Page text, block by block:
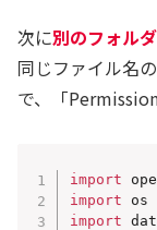
次に別のフォル
同じファイル名
で、「
import
import
import